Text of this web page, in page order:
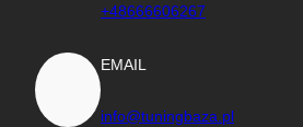
+48666606267
EMAIL
info@tuningbaza.pl